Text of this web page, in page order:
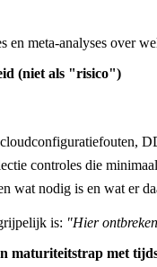
en meta-analyses over
(niet als "risico")
controles die
wat nodig is en wat er
is: "Hier
maturiteitstrap met